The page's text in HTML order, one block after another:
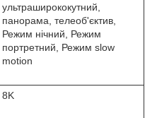
ультраширококутний,
панорама, телеоб'єктив,
Режим нічний, Режим
портретний, Режим slow
motion
8K